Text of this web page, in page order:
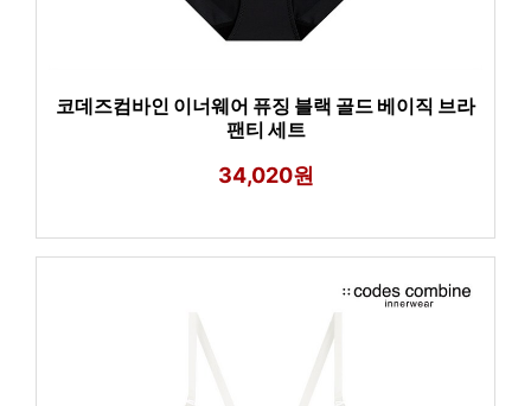
코데즈컴바인 이너웨어 퓨징 블랙 골드 베이직 브라
팬티 세트
34,020원